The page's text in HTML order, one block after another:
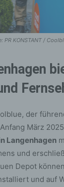
PR KONSTANT /
der
März
Langenhagen
und
Depot
und auf